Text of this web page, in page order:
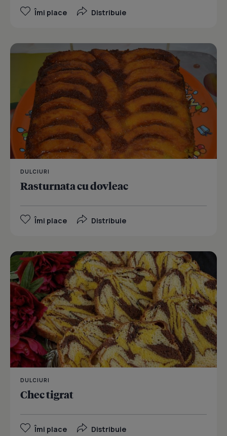
Îmi place Distribuie
DULCIURI
Rasturnata cu dovleac
Îmi place Distribuie
DULCIURI
Chec tigrat
Îmi place Distribuie